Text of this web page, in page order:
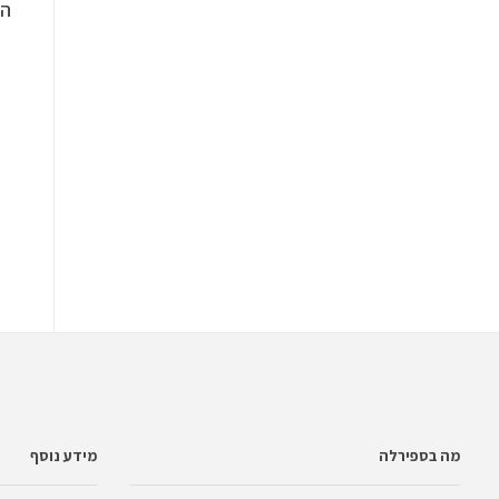
מידע נוסף מה בספירלה